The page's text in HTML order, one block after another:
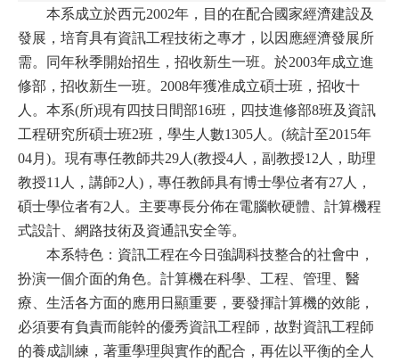
本系成立於西元2002年，目的在配合國家經濟建設及
發展，培育具有資訊工程技術之專才，以因應經濟發展所
需。同年秋季開始招生，招收新生一班。於2003年成立進
修部，招收新生一班。2008年獲准成立碩士班，招收十
人。本系(所)現有四技日間部16班，四技進修部8班及資訊
工程研究所碩士班2班，學生人數1305人。(統計至2015年
04月)。現有專任教師共29人(教授4人，副教授12人，助理
教授11人，講師2人)，專任教師具有博士學位者有27人，
碩士學位者有2人。主要專長分佈在電腦軟硬體、計算機程
式設計、網路技術及資通訊安全等。
本系特色：資訊工程在今日強調科技整合的社會中，
扮演一個介面的角色。計算機在科學、工程、管理、醫
療、生活各方面的應用日顯重要，要發揮計算機的效能，
必須要有負責而能幹的優秀資訊工程師，故對資訊工程師
的養成訓練，著重學理與實作的配合，再佐以平衡的全人